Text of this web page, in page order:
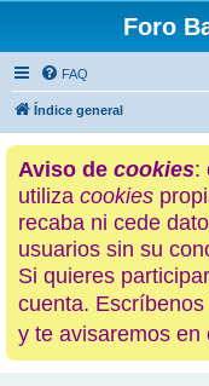
Foro
FAQ
Índice general
Aviso de cookies:
utiliza cookies
recaba ni cede
usuarios sin su
Si quieres
cuenta.
y te avisaremos en